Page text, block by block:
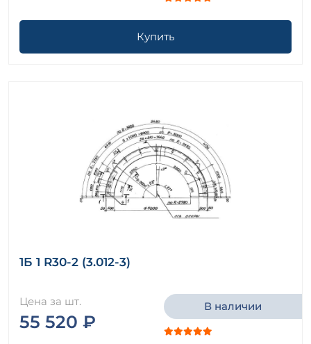
Купить
1Б 1 R30-2 (3.012-3)
Цена за шт.
55 520 ₽
В наличии